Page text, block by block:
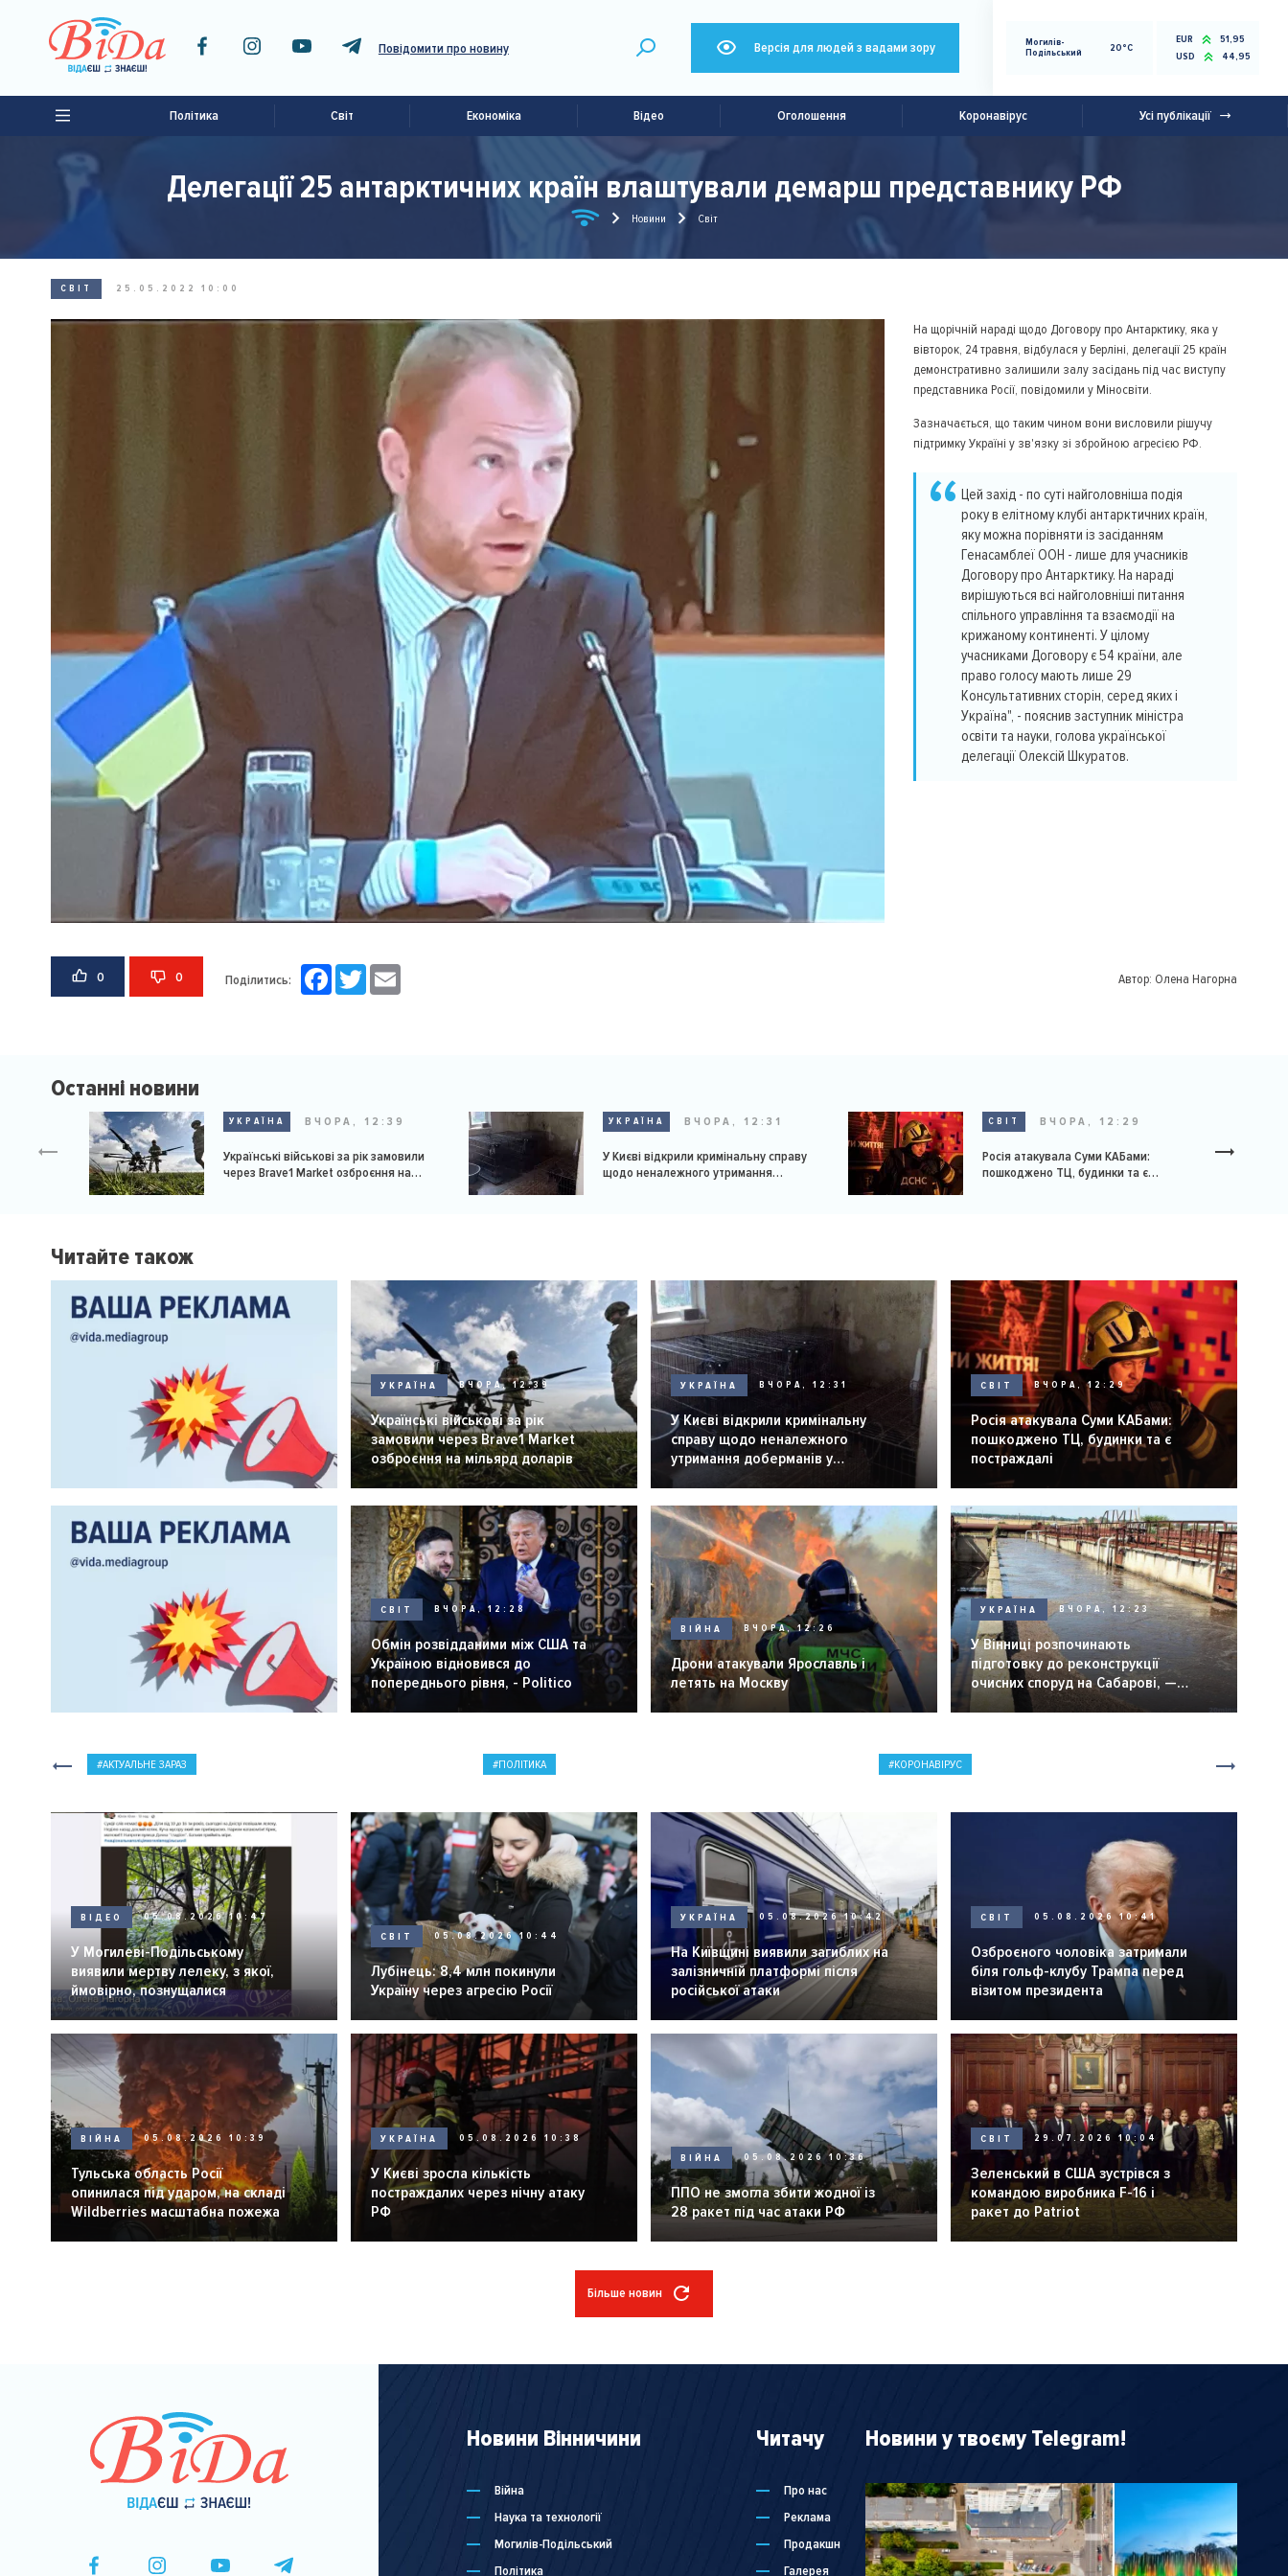
Повідомити про новину Версія для людей з вадами зору
Могилів-
Подільський
20°C
EUR
51,95
USD
44,95
Політика Світ Економіка Відео Оголошення Коронавірус Усі публікації
Делегації 25 антарктичних країн влаштували демарш представнику РФ
Новини Світ
СВІТ 25.05.2022 10:00
На щорічній нараді щодо Договору про Антарктику, яка у
вівторок, 24 травня, відбулася у Берліні, делегації 25 країн
демонстративно залишили залу засідань під час виступу
представника Росії, повідомили у Міносвіти.
Зазначається, що таким чином вони висловили рішучу
підтримку Україні у зв'язку зі збройною агресією РФ.
Цей захід - по суті найголовніша подія
року в елітному клубі антарктичних країн,
яку можна порівняти із засіданням
Генасамблеї ООН - лише для учасників
Договору про Антарктику. На нараді
вирішуються всі найголовніші питання
спільного управління та взаємодії на
крижаному континенті. У цілому
учасниками Договору є 54 країни, але
право голосу мають лише 29
Консультативних сторін, серед яких і
Україна", - пояснив заступник міністра
освіти та науки, голова української
делегації Олексій Шкуратов.
0 0 Поділитись: FacebookTwitter Автор: Олена Нагорна
Останні новини
УКРАЇНА ВЧОРА, 12:39
Українські військові за рік замовили
через Brave1 Market озброєння на
УКРАЇНА ВЧОРА, 12:31
У Києві відкрили кримінальну справу
щодо неналежного утримання
СВІТ ВЧОРА, 12:29
Росія атакувала Суми КАБами:
пошкоджено ТЦ, будинки та є
Читайте також
УКРАЇНА ВЧОРА, 12:39
Українські військові за рік
замовили через Brave1 Market
озброєння на мільярд доларів
УКРАЇНА ВЧОРА, 12:31
У Києві відкрили кримінальну
справу щодо неналежного
утримання доберманів у
розпліднику
СВІТ ВЧОРА, 12:29
Росія атакувала Суми КАБами:
пошкоджено ТЦ, будинки та є
постраждалі
СВІТ ВЧОРА, 12:28
Обмін розвідданими між США та
Україною відновився до
попереднього рівня, - Politico
ВІЙНА ВЧОРА, 12:26
Дрони атакували Ярославль і
летять на Москву
УКРАЇНА ВЧОРА, 12:23
У Вінниці розпочинають
підготовку до реконструкції
очисних споруд на Сабарові, —
мер Вінниці.
АКТУАЛЬНЕ ЗАРАЗ ПОЛІТИКА КОРОНАВІРУС
ВІДЕО 05.08.2026 10:47
У Могилеві-Подільському
виявили мертву лелеку, з якої,
ймовірно, познущалися
СВІТ 05.08.2026 10:44
Лубінець: 8,4 млн покинули
Україну через агресію Росії
УКРАЇНА 05.08.2026 10:42
На Київщині виявили загиблих на
залізничній платформі після
російської атаки
СВІТ 05.08.2026 10:41
Озброєного чоловіка затримали
біля гольф-клубу Трампа перед
візитом президента
ВІЙНА 05.08.2026 10:39
Тульська область Росії
опинилася під ударом, на складі
Wildberries масштабна пожежа
УКРАЇНА 05.08.2026 10:38
У Києві зросла кількість
постраждалих через нічну атаку
РФ
ВІЙНА 05.08.2026 10:36
ППО не змогла збити жодної із
28 ракет під час атаки РФ
СВІТ 29.07.2026 10:04
Зеленський в США зустрівся з
командою виробника F-16 і
ракет до Patriot
Більше новин
Новини Вінничини
Війна
Наука та технології
Могилів-Подільський
Політика
Читачу
Про нас
Реклама
Продакшн
Галерея
Новини у твоєму Telegram!